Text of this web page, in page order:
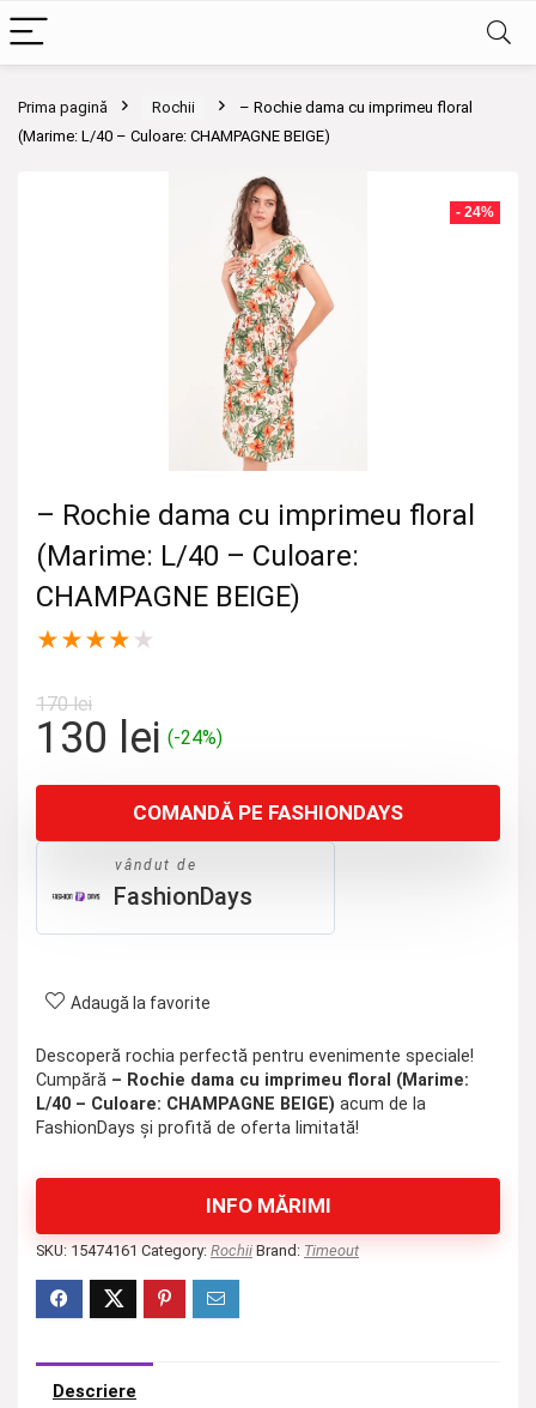
Prima pagină Rochii
– Rochie dama cu imprimeu floral
(Marime: L/40 – Culoare: CHAMPAGNE BEIGE)
- 24%
– Rochie dama cu imprimeu floral
(Marime: L/40 – Culoare:
CHAMPAGNE BEIGE)
★★★★ ★
170lei
Prețul
a
fost:
170 lei.
130 leiPrețul
este:
130 lei.
(-24%)
COMANDĂ PE FASHIONDAYS
vândut de
FashionDays
Adaugă la favorite
Descoperă rochia perfectă pentru evenimente speciale!
Cumpără – Rochie dama cu imprimeu floral (Marime:
L/40 – Culoare: CHAMPAGNE BEIGE) acum de la
FashionDays și profită de oferta limitată!
INFO MĂRIMI
SKU: 15474161 Category: Rochii Brand: Timeout
Descriere